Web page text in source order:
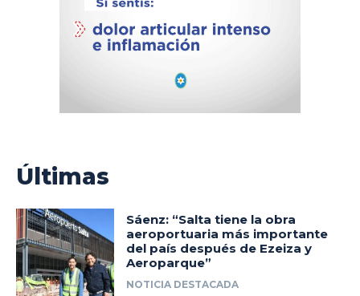
Últimas
Sáenz: “Salta tiene la obra
aeroportuaria más importante
del país después de Ezeiza y
Aeroparque”
NOTICIA DESTACADA